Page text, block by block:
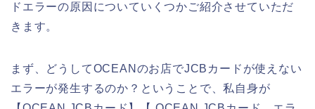
ドエラーの原因についていくつかご紹介させていただ
きます。
まず、どうしてOCEANのお店でJCBカードが使えない
エラーが発生するのか？ということで、私自身が